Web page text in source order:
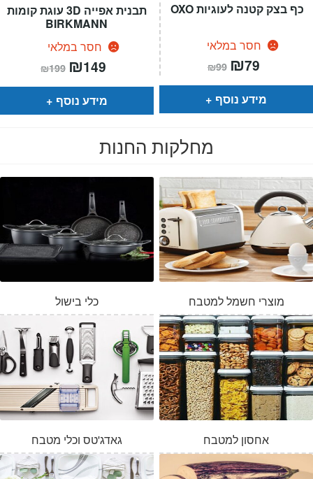
תבנית אפייה 3D עוגת קומות
BIRKMANN
חסר במלאי
₪199 המחיר
המקורי
היה:
₪199.
₪149
הוא:
מידע נוסף
כף בצק קטנה לעוגיות OXO
חסר במלאי
₪99 המחיר
המקורי
היה:
₪99.
₪79
הוא:
מידע נוסף
מחלקות החנות
כלי בישול מוצרי חשמל למטבח
גאדג'טס וכלי מטבח אחסון למטבח